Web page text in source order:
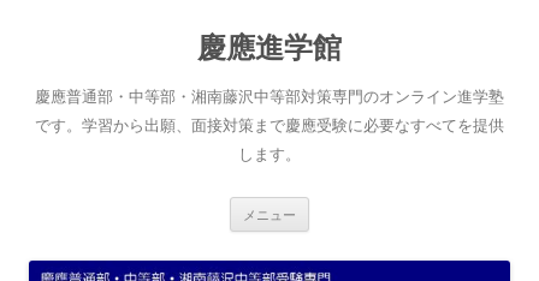
へ
ス
キ
慶應進学館
慶應普通部・中等部・湘南藤沢中等部対策専門のオンライン進学塾
です。学習から出願、面接対策まで慶應受験に必要なすべてを提供
します。
メニュー